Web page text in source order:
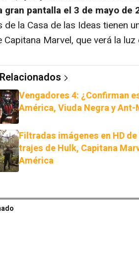
gran pantalla el 3 de mayo de
de la Casa de las Ideas tienen
Capitana Marvel, que verá la
Vengadores 4: ¿Confirman
América, Viuda Negra y
Filtradas imágenes en HD
trajes de Hulk, Capitana
América